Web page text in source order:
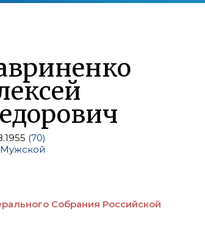
(70)
Мужской
Собрания Российской